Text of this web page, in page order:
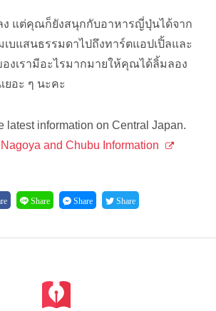
ง แต่คุณก็ยังสนุกกับอาหารญี่ปุ่นได้จาก
เบแสนธรรมดาไปถึงทาร์ตแอปเปิ้ลและ
งเรามีอะไรมากมายให้คุณได้ลิ้มลอง
ยอะ ๆ นะคะ
latest information on Central Japan.
and Chubu Information
Share Share Share